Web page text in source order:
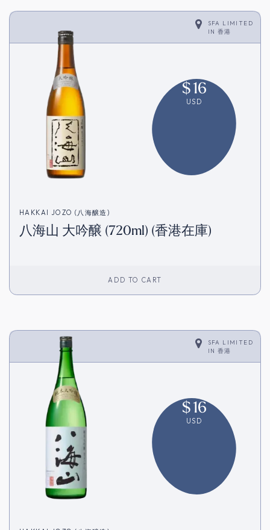
SFA LIMITED
IN 香港
$16
USD
HAKKAI JOZO (八海醸造)
八海山 大吟醸 (720ml) (香港在庫)
ADD TO CART
SFA LIMITED
IN 香港
$16
USD